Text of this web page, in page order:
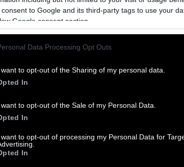
to Google and its third-party tags to use your
Google consent section.
Data Processing Opt Outs
want to opt-out of the Sharing of my personal data.
In
want to opt-out of the Sale of my Personal Data.
In
want to opt-out of processing my Personal Data for
In